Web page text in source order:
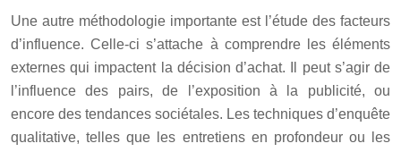
Une autre méthodologie importante est l’étude des facteurs
d’influence. Celle-ci s’attache à comprendre les éléments
externes qui impactent la décision d’achat. Il peut s’agir de
l’influence des pairs, de l’exposition à la publicité, ou
encore des tendances sociétales. Les techniques d’enquête
qualitative, telles que les entretiens en profondeur ou les